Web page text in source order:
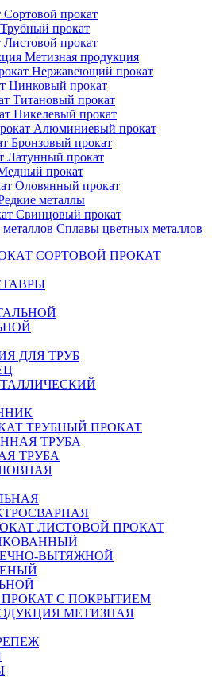
Сортовой прокат
Трубный прокат
Листовой прокат
Метизная продукция
Нержавеющий прокат
Цинковый прокат
Титановый прокат
Никелевый прокат
Алюминиевый прокат
Бронзовый прокат
Латунный прокат
прокат
Оловянный прокат
металлы
Свинцовый прокат
Сплавы цветных металлов
СОРТОВОЙ ПРОКАТ
ДЛЯ ТРУБ
ТРУБНЫЙ ПРОКАТ
ТРУБА
ТРУБА
ЛИСТОВОЙ ПРОКАТ
ВЫТЯЖНОЙ
С ПОКРЫТИЕМ
МЕТИЗНАЯ